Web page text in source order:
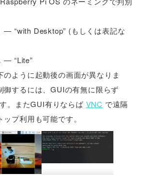
― “with Desktop” (もしくは表記な
― “Lite”
のように起動後の画面が異なりま
御するには、GUIの有無に限らず
。またGUI有りならば VNC で遠隔
プ利用も可能です。